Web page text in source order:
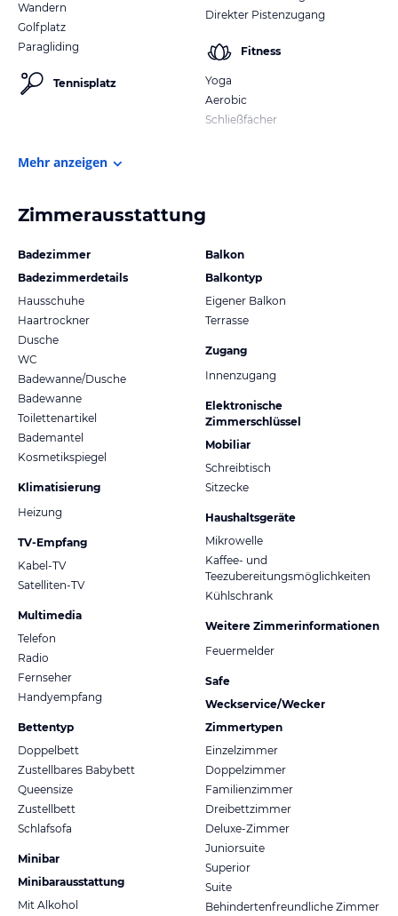
Wandern
Golfplatz
Paragliding
Tennisplatz
Direkter Pistenzugang
Fitness
Yoga
Aerobic
Schließfächer
Mehr anzeigen
Zimmerausstattung
Badezimmer
Badezimmerdetails
Hausschuhe
Haartrockner
Dusche
WC
Badewanne/Dusche
Badewanne
Toilettenartikel
Bademantel
Kosmetikspiegel
Klimatisierung
Heizung
TV-Empfang
Kabel-TV
Satelliten-TV
Multimedia
Telefon
Radio
Fernseher
Handyempfang
Bettentyp
Doppelbett
Zustellbares Babybett
Queensize
Zustellbett
Schlafsofa
Minibar
Minibarausstattung
Mit Alkohol
Balkon
Balkontyp
Eigener Balkon
Terrasse
Zugang
Innenzugang
Elektronische
Zimmerschlüssel
Mobiliar
Schreibtisch
Sitzecke
Haushaltsgeräte
Mikrowelle
Kaffee- und
Teezubereitungsmöglichkeiten
Kühlschrank
Weitere Zimmerinformationen
Feuermelder
Safe
Weckservice/Wecker
Zimmertypen
Einzelzimmer
Doppelzimmer
Familienzimmer
Dreibettzimmer
Deluxe-Zimmer
Juniorsuite
Superior
Suite
Behindertenfreundliche Zimmer